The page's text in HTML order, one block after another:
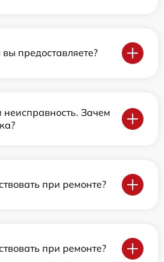
предоставляете?
Зачем
при ремонте?
при ремонте?